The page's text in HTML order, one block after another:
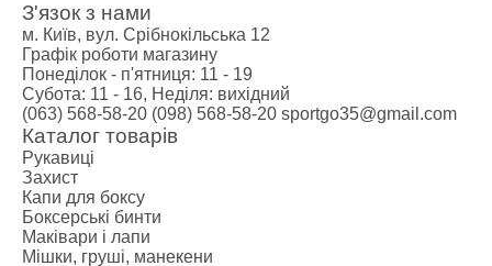
З'язок з нами
м. Київ, вул. Срібнокільська 12
Графік роботи магазину
Понеділок - п'ятниця: 11 - 19
Субота: 11 - 16, Неділя: вихідний
(063) 568-58-20 (098) 568-58-20 sportgo35@gmail.com
Каталог товарів
Рукавиці
Захист
Капи для боксу
Боксерські бинти
Маківари і лапи
Мішки, груші, манекени